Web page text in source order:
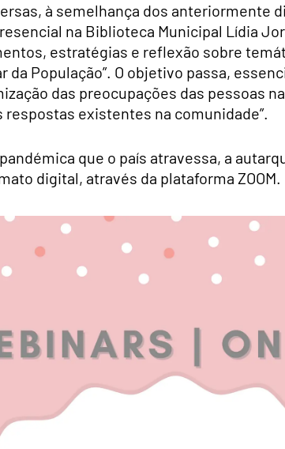
à semelhança dos anteriormente
na Biblioteca Municipal Lídia
estratégias e reflexão sobre
da População”. O objetivo passa,
das preocupações das pessoas
respostas existentes na comunidade”.
que o país atravessa, a
digital, através da plataforma ZOOM.